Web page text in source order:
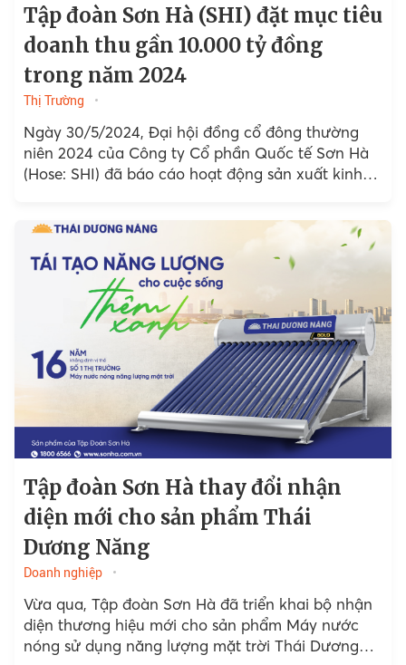
Tập đoàn Sơn Hà (SHI) đặt mục tiêu
doanh thu gần 10.000 tỷ đồng
trong năm 2024
Thị Trường
Ngày 30/5/2024, Đại hội đồng cổ đông thường
niên 2024 của Công ty Cổ phần Quốc tế Sơn Hà
(Hose: SHI) đã báo cáo hoạt động sản xuất kinh
Tập đoàn Sơn Hà thay đổi nhận
diện mới cho sản phẩm Thái
Dương Năng
Doanh nghiệp
Vừa qua, Tập đoàn Sơn Hà đã triển khai bộ nhận
diện thương hiệu mới cho sản phẩm Máy nước
nóng sử dụng năng lượng mặt trời Thái Dương